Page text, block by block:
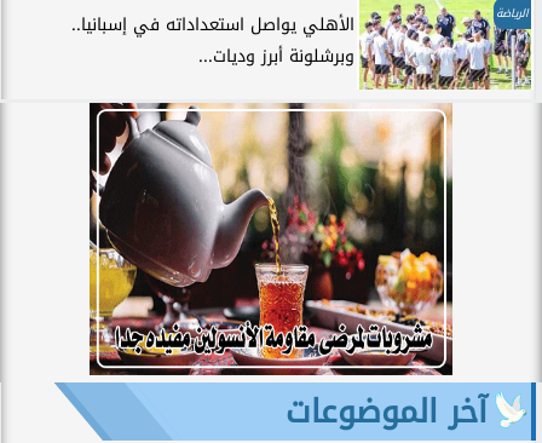
الرياضة
الأهلي يواصل استعداداته في إسبانيا..
وبرشلونة أبرز وديات...
آخر الموضوعات